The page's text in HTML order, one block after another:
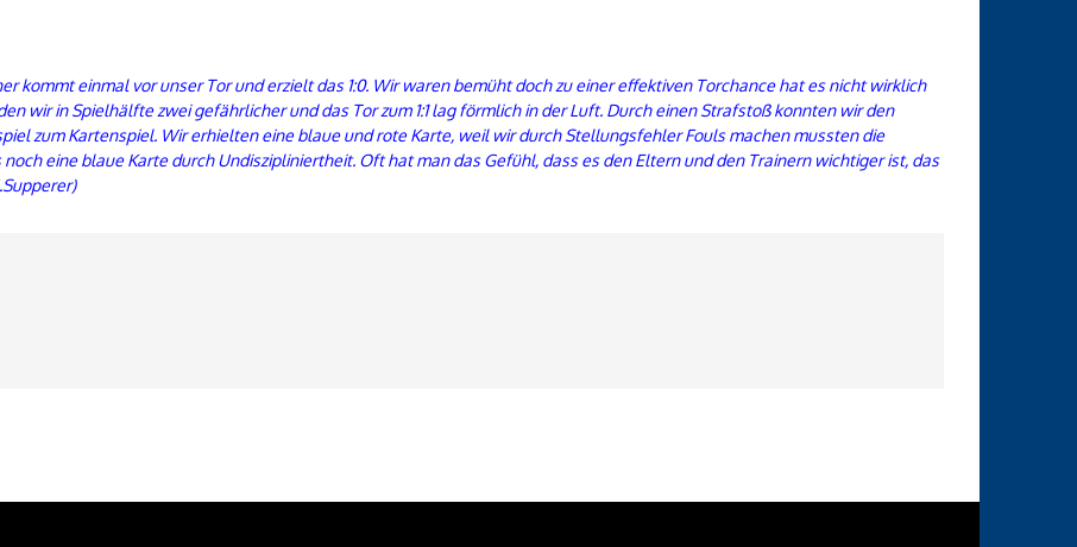
kommt einmal vor unser Tor und erzielt das 1:0. Wir waren bemüht doch zu einer effektiven Torchance hat es nicht wirklich
wir in Spielhälfte zwei gefährlicher und das Tor zum 1:1 lag förmlich in der Luft. Durch einen Strafstoß konnten wir den
zum Kartenspiel. Wir erhielten eine blaue und rote Karte, weil wir durch Stellungsfehler Fouls machen mussten die
eine blaue Karte durch Undiszipliniertheit. Oft hat man das Gefühl, dass es den Eltern und den Trainern wichtiger ist, das